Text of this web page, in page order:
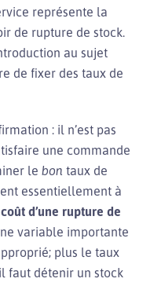
représente la
de rupture de stock.
au sujet
de fixer des taux de
: il n’est pas
une commande
le bon taux de
essentiellement à
d’une rupture de
variable importante
plus le taux
faut détenir un stock